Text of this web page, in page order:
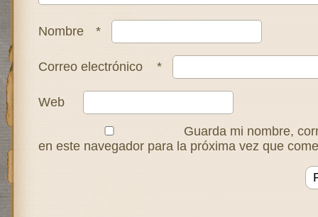
Nombre *
Correo electrónico *
Web
Guarda mi nombre,
en este navegador para la próxima vez que